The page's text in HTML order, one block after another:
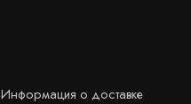
Информация о доставке